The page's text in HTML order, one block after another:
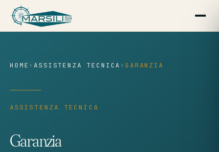
contenuto
HOME ›ASSISTENZA TECNICA ›GARANZIA
ASSISTENZA TECNICA
Garanzia